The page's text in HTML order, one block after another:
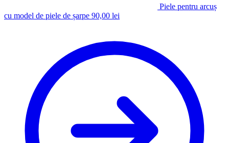
Piele pentru arcuș
cu model de piele de șarpe 90,00 lei